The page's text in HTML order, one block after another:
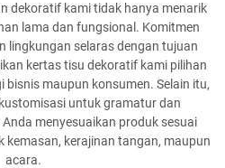
dekoratif kami tidak hanya menarik
lama dan fungsional. Komitmen
lingkungan selaras dengan tujuan
kertas tisu dekoratif kami pilihan
maupun konsumen. Selain itu,
untuk gramatur dan
menyesuaikan produk sesuai
kemasan, kerajinan tangan, maupun
acara.